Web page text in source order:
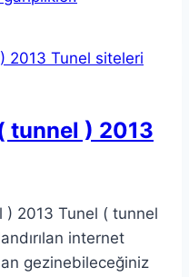
tunnel ) 2013
) 2013 Tunel ( tunnel
internet
gezinebileceğiniz